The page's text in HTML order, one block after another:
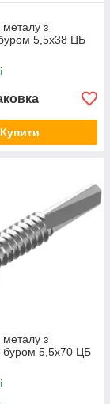
з
5,5х38 ЦБ
Купити
з
буром 5,5х70 ЦБ